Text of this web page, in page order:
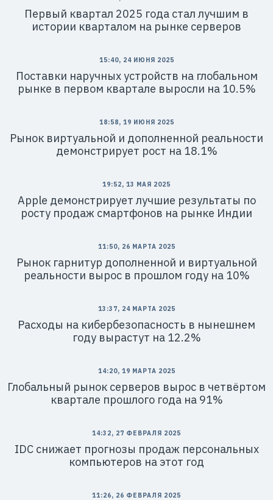
Первый квартал 2025 года стал лучшим в
истории кварталом на рынке серверов
15:40, 24 ИЮНЯ 2025
Поставки наручных устройств на глобальном
рынке в первом квартале выросли на 10.5%
18:58, 19 ИЮНЯ 2025
Рынок виртуальной и дополненной реальности
демонстрирует рост на 18.1%
19:52, 13 МАЯ 2025
Apple демонстрирует лучшие результаты по
росту продаж смартфонов на рынке Индии
11:50, 26 МАРТА 2025
Рынок гарнитур дополненной и виртуальной
реальности вырос в прошлом году на 10%
13:37, 24 МАРТА 2025
Расходы на кибербезопасность в нынешнем
году вырастут на 12.2%
14:20, 19 МАРТА 2025
Глобальный рынок серверов вырос в четвёртом
квартале прошлого года на 91%
14:32, 27 ФЕВРАЛЯ 2025
IDC снижает прогнозы продаж персональных
компьютеров на этот год
11:26, 26 ФЕВРАЛЯ 2025